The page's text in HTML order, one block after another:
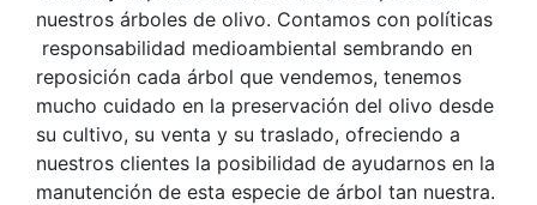
nuestros árboles de olivo. Contamos con políticas
responsabilidad medioambiental sembrando en
reposición cada árbol que vendemos, tenemos
mucho cuidado en la preservación del olivo desde
su cultivo, su venta y su traslado, ofreciendo a
nuestros clientes la posibilidad de ayudarnos en la
manutención de esta especie de árbol tan nuestra.